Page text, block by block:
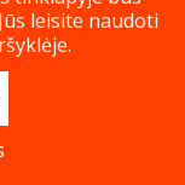
leisite naudoti